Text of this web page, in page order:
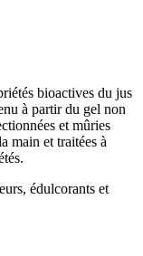
bioactives du jus
à partir du gel non
et mûries
main et traitées à
édulcorants et